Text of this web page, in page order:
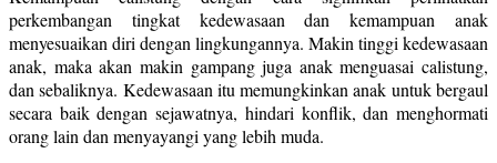
perkembangan tingkat kedewasaan dan kemampuan anak
menyesuaikan diri dengan lingkungannya. Makin tinggi kedewasaan
anak, maka akan makin gampang juga anak menguasai calistung,
dan sebaliknya. Kedewasaan itu memungkinkan anak untuk bergaul
secara baik dengan sejawatnya, hindari konflik, dan menghormati
orang lain dan menyayangi yang lebih muda.